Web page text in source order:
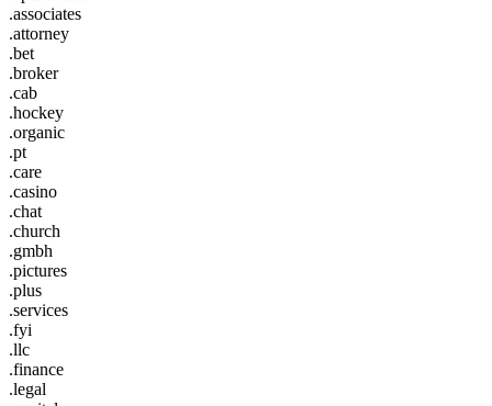
.associates
.attorney
.bet
.broker
.cab
.hockey
.organic
.pt
.care
.casino
.chat
.church
.gmbh
.pictures
.plus
.services
.fyi
.llc
.finance
.legal